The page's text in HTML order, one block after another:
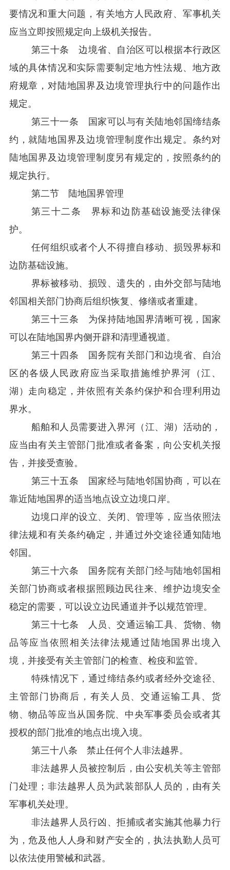
要情况和重大问题，有关地方人民政府、军事机关
应当立即按照规定向上级机关报告。
第三十条 边境省、自治区可以根据本行政区
域的具体情况和实际需要制定地方性法规、地方政
府规章，对陆地国界及边境管理执行中的问题作出
规定。
第三十一条 国家可以与有关陆地邻国缔结条
约，就陆地国界及边境管理制度作出规定。条约对
陆地国界及边境管理制度另有规定的，按照条约的
规定执行。
第二节 陆地国界管理
第三十二条 界标和边防基础设施受法律保
护。
任何组织或者个人不得擅自移动、损毁界标和
边防基础设施。
界标被移动、损毁、遗失的，由外交部与陆地
邻国相关部门协商后组织恢复、修缮或者重建。
第三十三条 为保持陆地国界清晰可视，国家
可以在陆地国界内侧开辟和清理通视道。
第三十四条 国务院有关部门和边境省、自治
区的各级人民政府应当采取措施维护界河（江、
湖）走向稳定，并依照有关条约保护和合理利用边
界水。
船舶和人员需要进入界河（江、湖）活动的，
应当由有关主管部门批准或者备案，向公安机关报
告，并接受查验。
第三十五条 国家经与陆地邻国协商，可以在
靠近陆地国界的适当地点设立边境口岸。
边境口岸的设立、关闭、管理等，应当依照法
律法规和有关条约确定，并通过外交途径通知陆地
邻国。
第三十六条 国务院有关部门经与陆地邻国相
关部门协商或者根据照顾边民往来、维护边境安全
稳定的需要，可以设立边民通道并予以规范管理。
第三十七条 人员、交通运输工具、货物、物
品等应当依照相关法律法规通过陆地国界出境入
境，并接受有关主管部门的检查、检疫和监管。
特殊情况下，通过缔结条约或者经外交途径、
主管部门协商后，有关人员、交通运输工具、货
物、物品等应当从国务院、中央军事委员会或者其
授权的部门批准的地点出境入境。
第三十八条 禁止任何个人非法越界。
非法越界人员被控制后，由公安机关等主管部
门处理；非法越界人员为武装部队人员的，由有关
军事机关处理。
非法越界人员行凶、拒捕或者实施其他暴力行
为，危及他人人身和财产安全的，执法执勤人员可
以依法使用警械和武器。